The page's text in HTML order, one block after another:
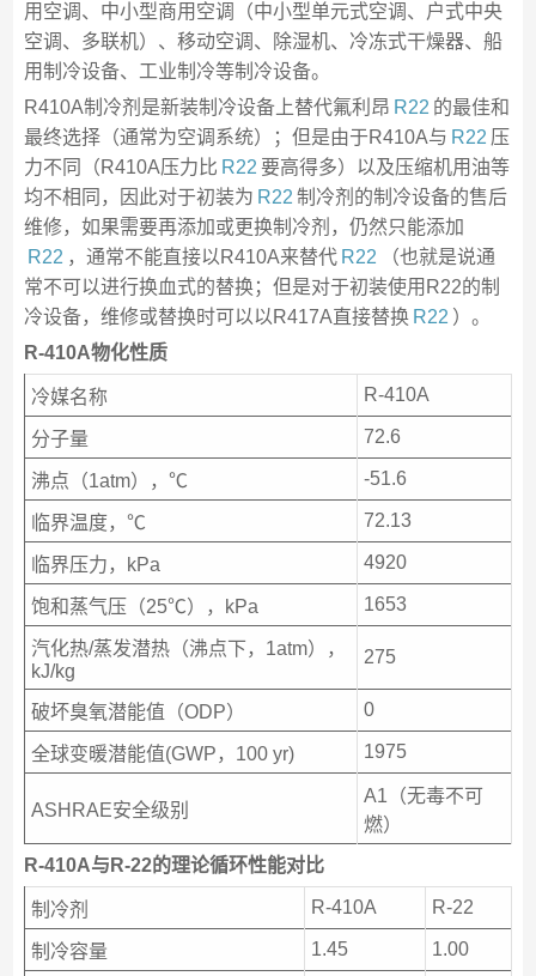
用空调、中小型商用空调（中小型单元式空调、户式中央
空调、多联机）、移动空调、除湿机、冷冻式干燥器、船
用制冷设备、工业制冷等制冷设备。
R410A制冷剂是新装制冷设备上替代氟利昂 R22 的最佳和
最终选择（通常为空调系统）；但是由于R410A与 R22 压
力不同（R410A压力比 R22 要高得多）以及压缩机用油等
均不相同，因此对于初装为 R22 制冷剂的制冷设备的售后
维修，如果需要再添加或更换制冷剂，仍然只能添加
R22 ，通常不能直接以R410A来替代 R22
（也就是说通
常不可以进行换血式的替换；但是对于初装使用R22的制
冷设备，维修或替换时可以以R417A直接替换 R22 ）。
R-410A物化性质
冷媒名称 R-410A
分子量 72.6
沸点（1atm），℃ -51.6
临界温度，℃ 72.13
临界压力，kPa 4920
饱和蒸气压（25℃），kPa 1653
汽化热/蒸发潜热（沸点下，1atm），
kJ/kg
275
破坏臭氧潜能值（ODP） 0
全球变暖潜能值(GWP，100 yr) 1975
ASHRAE安全级别
A1（无毒不可
燃）
R-410A与R-22的理论循环性能对比
制冷剂 R-410A R-22
制冷容量 1.45 1.00